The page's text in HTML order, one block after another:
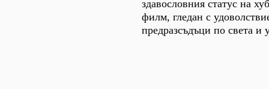
здавословния статус на
филм, гледан с
предразсъдъци по света и